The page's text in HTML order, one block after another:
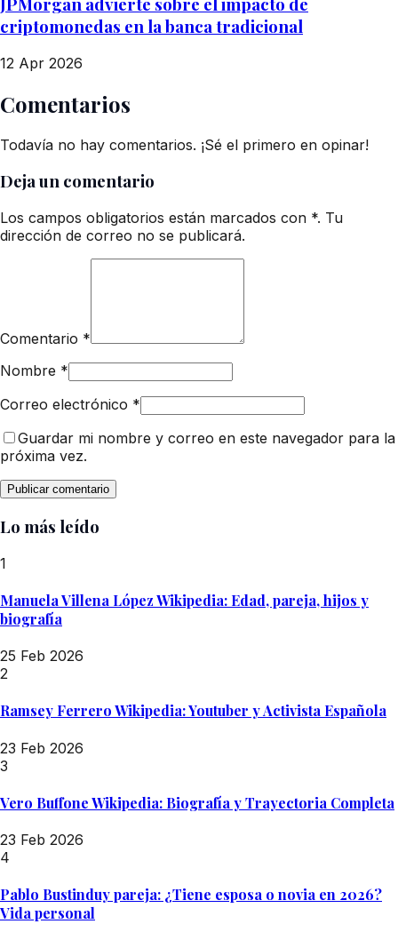
criptomonedas en la banca tradicional
12 Apr 2026
Comentarios
Todavía no hay comentarios. ¡Sé el primero en opinar!
Deja un comentario
Los campos obligatorios están marcados con *. Tu
dirección de correo no se publicará.
Comentario *
Nombre *
Correo electrónico *
Guardar mi nombre y correo en este navegador para la
próxima vez.
Lo más leído
1
Manuela Villena López Wikipedia: Edad, pareja, hijos y
biografía
25 Feb 2026
2
Ramsey Ferrero Wikipedia: Youtuber y Activista Española
23 Feb 2026
3
Vero Buffone Wikipedia: Biografía y Trayectoria Completa
23 Feb 2026
4
Pablo Bustinduy pareja: ¿Tiene esposa o novia en 2026?
Vida personal